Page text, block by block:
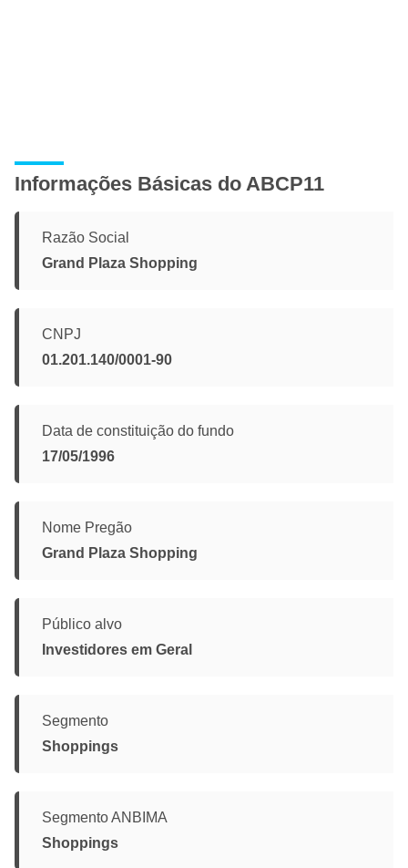
Informações Básicas do ABCP11
Razão Social
Grand Plaza Shopping
CNPJ
01.201.140/0001-90
Data de constituição do fundo
17/05/1996
Nome Pregão
Grand Plaza Shopping
Público alvo
Investidores em Geral
Segmento
Shoppings
Segmento ANBIMA
Shoppings